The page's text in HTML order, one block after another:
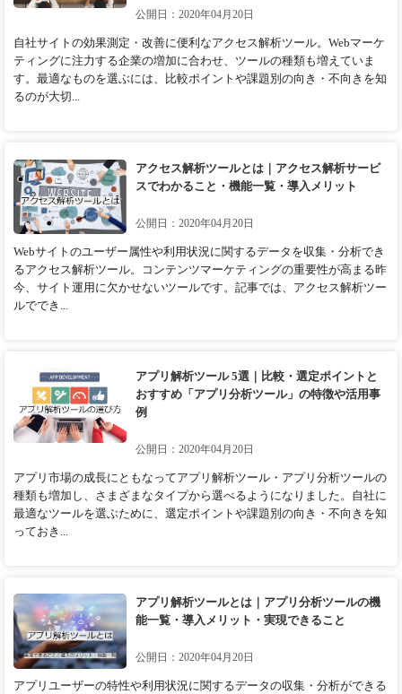
公開日：2020年04月20日
自社サイトの効果測定・改善に便利なアクセス解析ツール。Webマーケ
ティングに注力する企業の増加に合わせ、ツールの種類も増えていま
す。最適なものを選ぶには、比較ポイントや課題別の向き・不向きを知
るのが大切...
アクセス解析ツールとは｜アクセス解析サービ
スでわかること・機能一覧・導入メリット
公開日：2020年04月20日
Webサイトのユーザー属性や利用状況に関するデータを収集・分析でき
るアクセス解析ツール。コンテンツマーケティングの重要性が高まる昨
今、サイト運用に欠かせないツールです。記事では、アクセス解析ツー
ルででき...
アプリ解析ツール 5選｜比較・選定ポイントと
おすすめ「アプリ分析ツール」の特徴や活用事
例
公開日：2020年04月20日
アプリ市場の成長にともなってアプリ解析ツール・アプリ分析ツールの
種類も増加し、さまざまなタイプから選べるようになりました。自社に
最適なツールを選ぶために、選定ポイントや課題別の向き・不向きを知
っておき...
アプリ解析ツールとは｜アプリ分析ツールの機
能一覧・導入メリット・実現できること
公開日：2020年04月20日
アプリユーザーの特性や利用状況に関するデータの収集・分析ができる